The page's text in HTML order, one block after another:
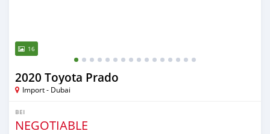
16
2020 Toyota Prado
Import - Dubai
BEI
NEGOTIABLE